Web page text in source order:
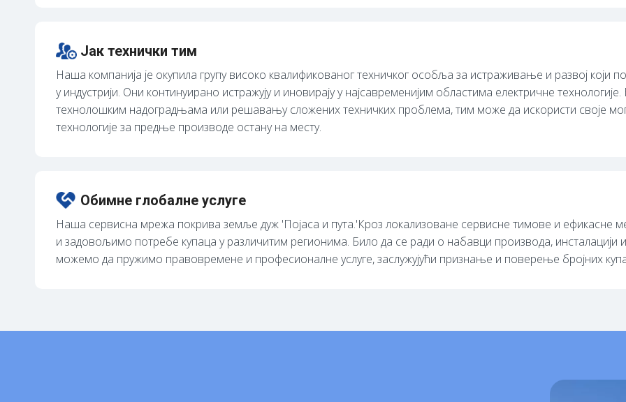
Јак технички тим
Наша компанија је окупила групу високо квалификованог техничког особља за истраживање и развој који
у индустрији. Они континуирано истражују и иновирају у најсавременијим областима електричне
технолошким надоградњама или решавању сложених техничких проблема, тим може да искористи своје
технологије за предње производе остану на месту.
Обимне глобалне услуге
Наша сервисна мрежа покрива земље дуж 'Појаса и пута.'Кроз локализоване сервисне тимове и
и задовољимо потребе купаца у различитим регионима. Било да се ради о набавци производа,
можемо да пружимо правовремене и професионалне услуге, заслужујући признање и поверење бројних